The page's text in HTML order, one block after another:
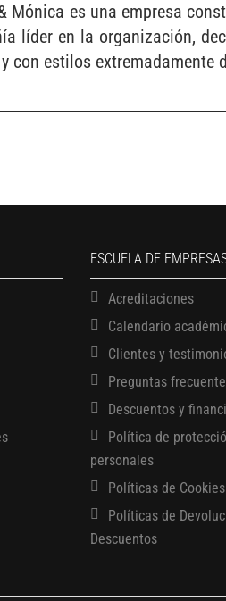
Mónica es una empresa
líder en la organización,
con estilos extremadamente
ESCUELA DE
Acreditaciones
Calendario
Clientes y
Preguntas
Descuentos y
Política de
personales
Políticas de Cookies
Políticas de
Descuentos